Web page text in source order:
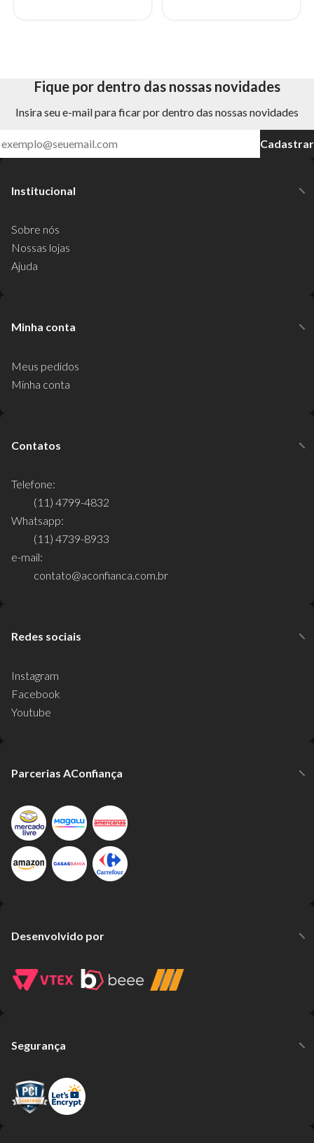
Fique por dentro das nossas novidades
Insira seu e-mail para ficar por dentro das nossas novidades
Cadastrar
Institucional
Sobre nós
Nossas lojas
Ajuda
Minha conta
Meus pedidos
Minha conta
Contatos
Telefone:
(11) 4799-4832
Whatsapp:
(11) 4739-8933
e-mail:
contato@aconfianca.com.br
Redes sociais
Instagram
Facebook
Youtube
Parcerias AConfiança
Desenvolvido por
Segurança